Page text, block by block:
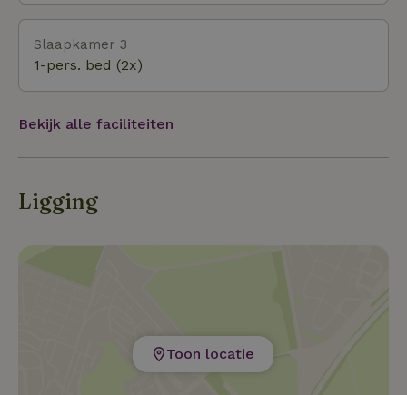
Slaapkamer 3
1-pers. bed (2x)
Bekijk alle faciliteiten
Ligging
Toon locatie